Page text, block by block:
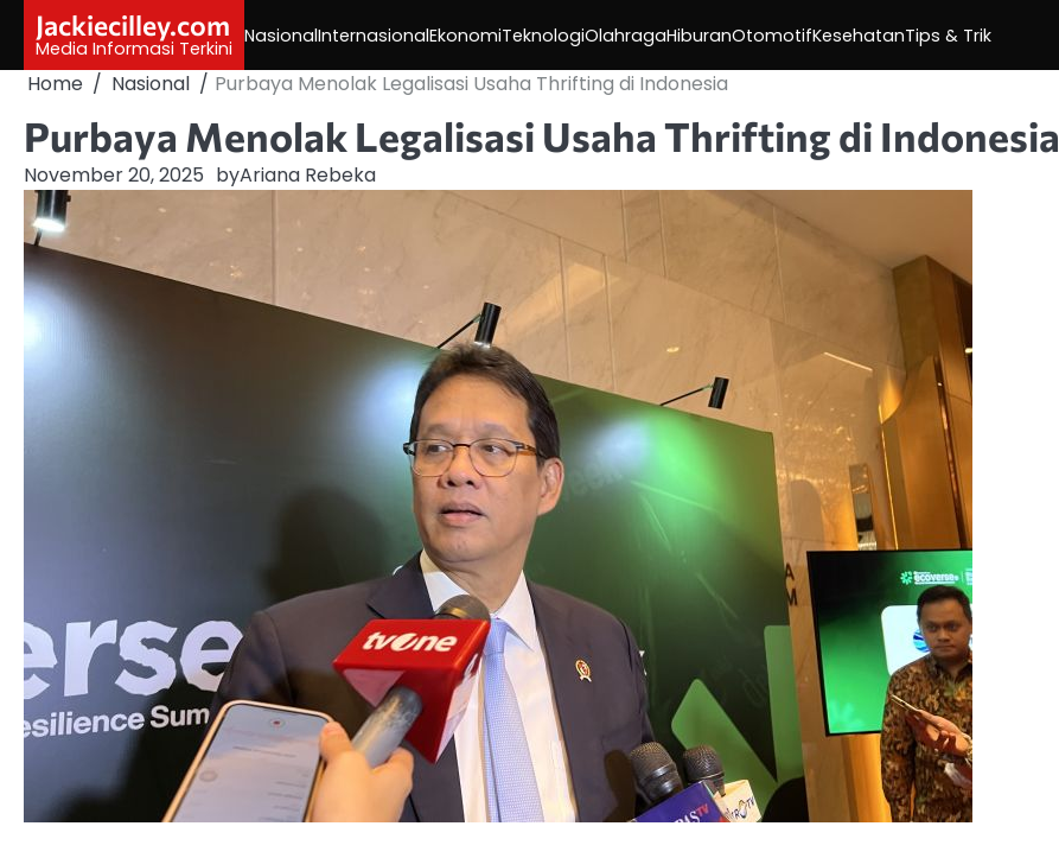
content
Jackiecilley.com
Media Informasi Terkini
NasionalInternasionalEkonomiTeknologiOlahragaHiburanOtomotifKesehatanTips & Trik
Home Nasional Purbaya Menolak Legalisasi Usaha Thrifting di Indonesia
Purbaya Menolak Legalisasi Usaha Thrifting di Indonesia
November 20, 2025 byAriana Rebeka